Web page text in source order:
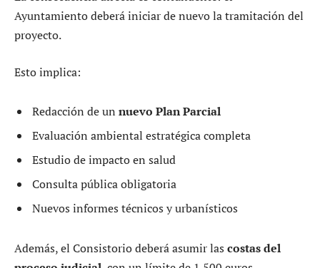
Ayuntamiento deberá iniciar de nuevo la tramitación del
proyecto.
Esto implica:
Redacción de un nuevo Plan Parcial
Evaluación ambiental estratégica completa
Estudio de impacto en salud
Consulta pública obligatoria
Nuevos informes técnicos y urbanísticos
Además, el Consistorio deberá asumir las costas del